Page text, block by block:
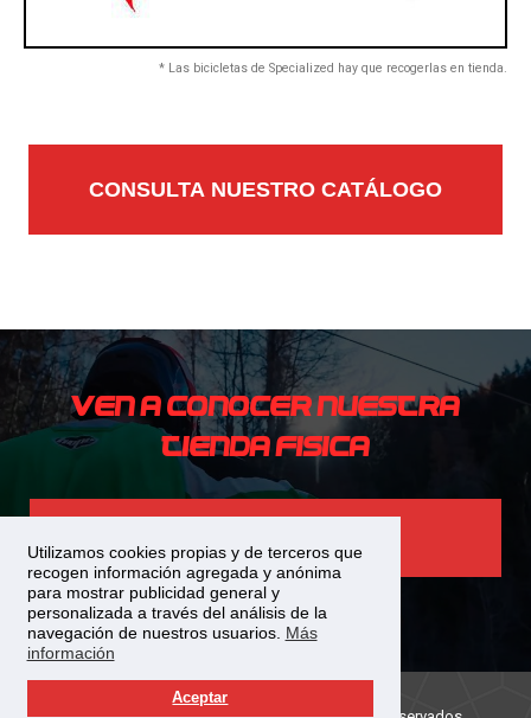
Utilizamos cookies propias y de terceros que
recogen información agregada y anónima
para mostrar publicidad general y
personalizada a través del análisis de la
navegación de nuestros usuarios. Más
información
Aceptar
* Las bicicletas de Specialized hay que recogerlas en tienda.
CONSULTA NUESTRO CATÁLOGO
Ven a conocer nuestra
tienda fIsica